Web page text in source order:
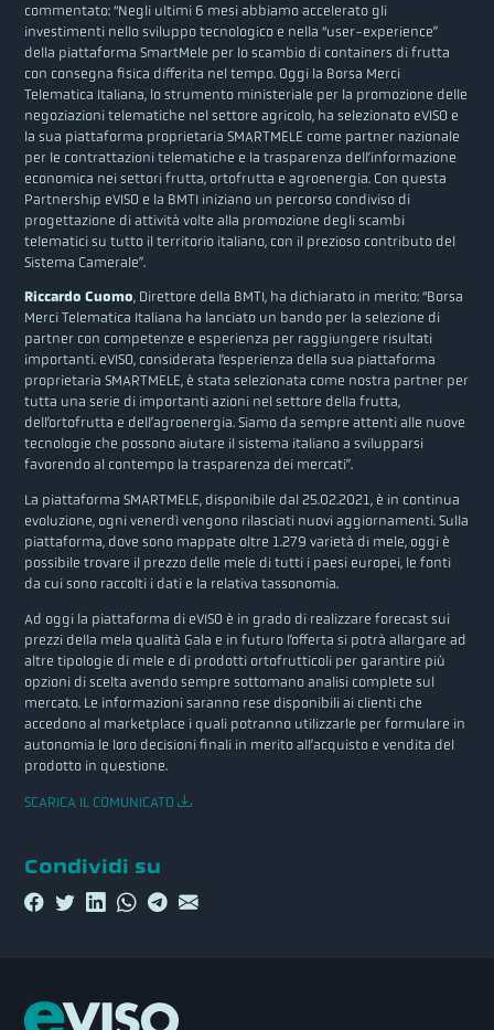
commentato: “Negli ultimi 6 mesi abbiamo accelerato gli
investimenti nello sviluppo tecnologico e nella “user-experience”
della piattaforma SmartMele per lo scambio di containers di frutta
con consegna fisica differita nel tempo. Oggi la Borsa Merci
Telematica Italiana, lo strumento ministeriale per la promozione delle
negoziazioni telematiche nel settore agricolo, ha selezionato eVISO e
la sua piattaforma proprietaria SMARTMELE come partner nazionale
per le contrattazioni telematiche e la trasparenza dell’informazione
economica nei settori frutta, ortofrutta e agroenergia. Con questa
Partnership eVISO e la BMTI iniziano un percorso condiviso di
progettazione di attività volte alla promozione degli scambi
telematici su tutto il territorio italiano, con il prezioso contributo del
Sistema Camerale”.
Riccardo Cuomo, Direttore della BMTI, ha dichiarato in merito: “Borsa
Merci Telematica Italiana ha lanciato un bando per la selezione di
partner con competenze e esperienza per raggiungere risultati
importanti. eVISO, considerata l’esperienza della sua piattaforma
proprietaria SMARTMELE, è stata selezionata come nostra partner per
tutta una serie di importanti azioni nel settore della frutta,
dell’ortofrutta e dell’agroenergia. Siamo da sempre attenti alle nuove
tecnologie che possono aiutare il sistema italiano a svilupparsi
favorendo al contempo la trasparenza dei mercati”.
La piattaforma SMARTMELE, disponibile dal 25.02.2021, è in continua
evoluzione, ogni venerdì vengono rilasciati nuovi aggiornamenti. Sulla
piattaforma, dove sono mappate oltre 1.279 varietà di mele, oggi è
possibile trovare il prezzo delle mele di tutti i paesi europei, le fonti
da cui sono raccolti i dati e la relativa tassonomia.
Ad oggi la piattaforma di eVISO è in grado di realizzare forecast sui
prezzi della mela qualità Gala e in futuro l’offerta si potrà allargare ad
altre tipologie di mele e di prodotti ortofrutticoli per garantire più
opzioni di scelta avendo sempre sottomano analisi complete sul
mercato. Le informazioni saranno rese disponibili ai clienti che
accedono al marketplace i quali potranno utilizzarle per formulare in
autonomia le loro decisioni finali in merito all’acquisto e vendita del
prodotto in questione.
SCARICA IL COMUNICATO
Condividi su